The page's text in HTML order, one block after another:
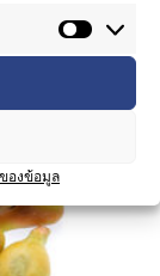
องข้อมูล